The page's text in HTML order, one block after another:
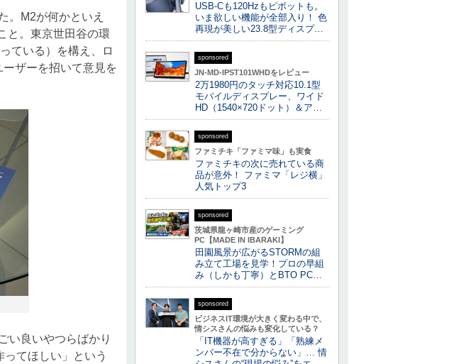
。M2が何かといえ
と。東京世田谷の環
ている）を構え、ロ
ザーを招いて意見を
い良いやつらばかり
てほしい」という
USB-Cも120Hzもピボットも。
いま欲しい機能が全部入り！ 色
再現が美しい23.8型ディスプ…
sponsored
JN-MD-IPST101WHDをレビュー
2万1980円のタッチ対応10.1型
モバイルディスプレー、ワイド
HD（1540×720ドット）＆ア…
sponsored
ファミチキ「ファミマ味」も実食
ファミチキの次に売れている商
品が意外！ ファミマ「レジ横」
人気トップ3
sponsored
茨城県龍ヶ崎市産のゲーミング
PC【MADE IN IBARAKI】
田園風景が広がるSTORMの組
み立て工場を見学！プロの早組
み（しかも丁寧）とBTO PC…
sponsored
ビジネスIT環境が大きく変わる中で、
情シスさんの悩みも変化している？
「IT機器が高すぎる」「熟練メ
ンバー不在で分からない」… 情